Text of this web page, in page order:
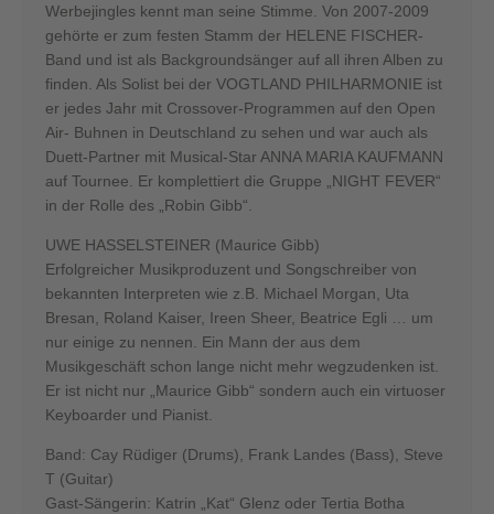
Werbejingles kennt man seine Stimme. Von 2007-2009
gehörte er zum festen Stamm der HELENE FISCHER-
Band und ist als Backgroundsänger auf all ihren Alben zu
finden. Als Solist bei der VOGTLAND PHILHARMONIE ist
er jedes Jahr mit Crossover-Programmen auf den Open
Air- Buhnen in Deutschland zu sehen und war auch als
Duett-Partner mit Musical-Star ANNA MARIA KAUFMANN
auf Tournee. Er komplettiert die Gruppe „NIGHT FEVER“
in der Rolle des „Robin Gibb“.
UWE HASSELSTEINER (Maurice Gibb)
Erfolgreicher Musikproduzent und Songschreiber von
bekannten Interpreten wie z.B. Michael Morgan, Uta
Bresan, Roland Kaiser, Ireen Sheer, Beatrice Egli … um
nur einige zu nennen. Ein Mann der aus dem
Musikgeschäft schon lange nicht mehr wegzudenken ist.
Er ist nicht nur „Maurice Gibb“ sondern auch ein virtuoser
Keyboarder und Pianist.
Band: Cay Rüdiger (Drums), Frank Landes (Bass), Steve
T (Guitar)
Gast-Sängerin: Katrin „Kat“ Glenz oder Tertia Botha